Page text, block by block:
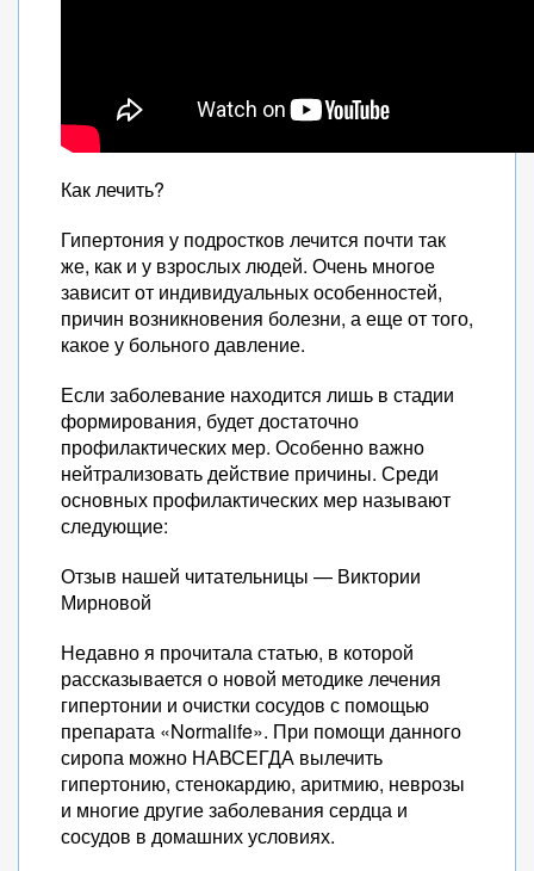
Как лечить?
Гипертония у подростков лечится почти так
же, как и у взрослых людей. Очень многое
зависит от индивидуальных особенностей,
причин возникновения болезни, а еще от того,
какое у больного давление.
Если заболевание находится лишь в стадии
формирования, будет достаточно
профилактических мер. Особенно важно
нейтрализовать действие причины. Среди
основных профилактических мер называют
следующие:
Отзыв нашей читательницы — Виктории
Мирновой
Недавно я прочитала статью, в которой
рассказывается о новой методике лечения
гипертонии и очистки сосудов с помощью
препарата «Normalife». При помощи данного
сиропа можно НАВСЕГДА вылечить
гипертонию, стенокардию, аритмию, неврозы
и многие другие заболевания сердца и
сосудов в домашних условиях.